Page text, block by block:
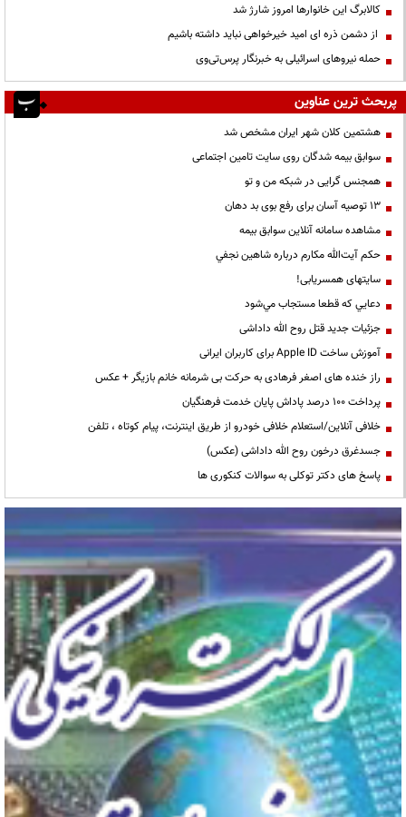
کالابرگ این خانوارها امروز شارژ شد
از دشمن ذره ای امید خیرخواهی نباید داشته باشیم
حمله نیروهای اسرائیلی به خبرنگار پرس‌تی‌وی
پربحث ترین عناوین
هشتمین کلان شهر ایران مشخص شد
سوابق بیمه شدگان روی سایت تامین اجتماعی
همجنس گرایی در شبکه من و تو
13 توصیه آسان برای رفع بوی بد دهان
مشاهده سامانه آنلاين سوابق بیمه
حكم آيت‌الله مكارم درباره شاهين نجفي
سایتهای همسریابی!
دعايي كه قطعا مستجاب مي‌شود
جزئیات جدید قتل روح الله داداشی
آموزش ساخت Apple ID برای کاربران ایرانی
راز خنده های اصغر فرهادی به حرکت بی شرمانه خانم بازیگر + عکس
پرداخت ۱۰۰ درصد پاداش پایان خدمت فرهنگیان
خلافی آنلاین/استعلام خلافی خودرو از طریق اینترنت، پیام کوتاه ، تلفن
جسدغرق درخون روح الله داداشی (عکس)
پاسخ های دکتر توکلی به سوالات کنکوری ها